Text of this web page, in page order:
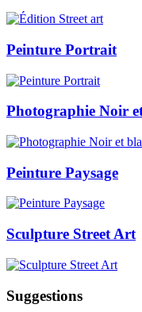
Peinture Portrait
Photographie Noir
Peinture Paysage
Sculpture Street Art
Suggestions